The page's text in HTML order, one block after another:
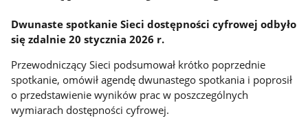
Dwunaste spotkanie Sieci dostępności cyfrowej odbyło
się zdalnie 20 stycznia 2026 r.
Przewodniczący Sieci podsumował krótko poprzednie
spotkanie, omówił agendę dwunastego spotkania i poprosił
o przedstawienie wyników prac w poszczególnych
wymiarach dostępności cyfrowej.